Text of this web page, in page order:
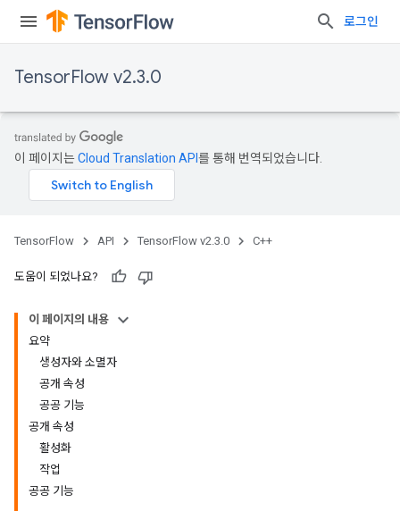
로그인
TensorFlow v2.3.0
이 페이지는Cloud Translation API 를 통해 번역되었습니다.
TensorFlow API TensorFlow v2.3.0 C++
도움이 되었나요?
이 페이지의 내용
요약
생성자와 소멸자
공개 속성
공공 기능
공개 속성
활성화
작업
공공 기능